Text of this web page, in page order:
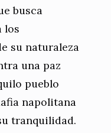
busca
los
su naturaleza
una paz
pueblo
napolitana
tranquilidad.